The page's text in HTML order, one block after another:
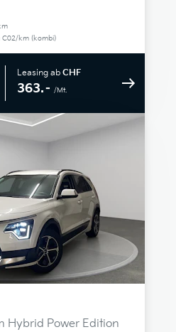
C02/km (kombi)
Leasing ab CHF
363.– /Mt.
Hybrid Power Edition